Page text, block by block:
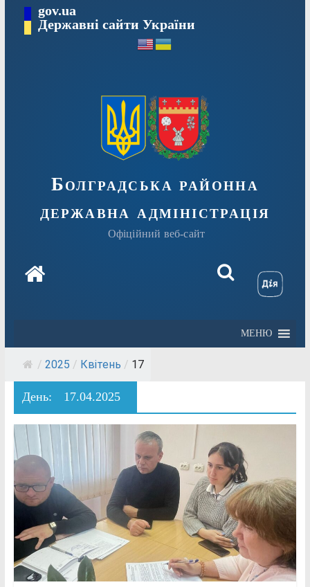
Перейтиgov.ua
Державні сайти України
Болградська районна
державна адміністрація
Офіційний веб-сайт
МЕНЮ
/ 2025 / Квітень / 17
День: 17.04.2025